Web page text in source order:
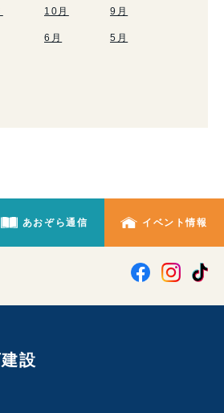
10月 9月
6月 5月
あおぞら通信 イベント情報
設